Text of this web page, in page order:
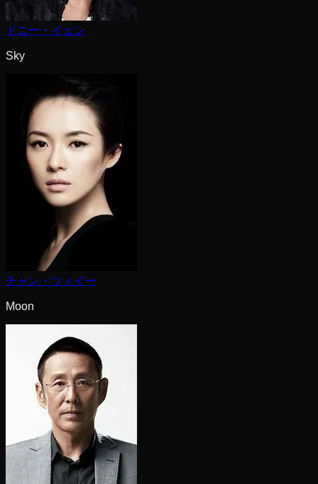
ドニー・イェン
Sky
チャン・ツィイー
Moon